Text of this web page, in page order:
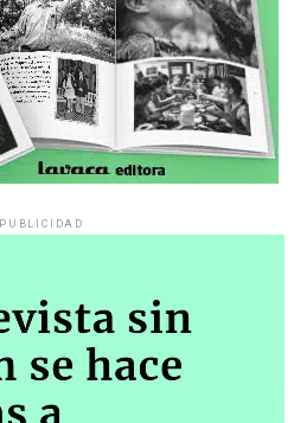
PUBLICIDAD